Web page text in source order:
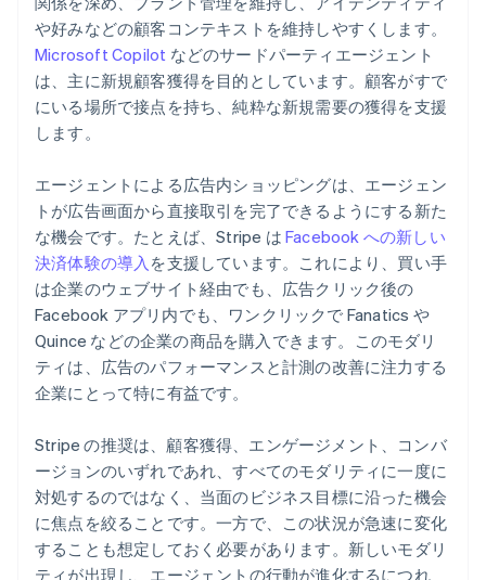
や好みなどの顧客コンテキストを維持しやすくします。
Microsoft Copilot などのサードパーティエージェント
は、主に新規顧客獲得を目的としています。顧客がすで
にいる場所で接点を持ち、純粋な新規需要の獲得を支援
します。
エージェントによる広告内ショッピングは、エージェン
トが広告画面から直接取引を完了できるようにする新た
な機会です。たとえば、Stripe は Facebook への新しい
決済体験の導入 を支援しています。これにより、買い手
は企業のウェブサイト経由でも、広告クリック後の
Facebook アプリ内でも、ワンクリックで Fanatics や
Quince などの企業の商品を購入できます。このモダリ
ティは、広告のパフォーマンスと計測の改善に注力する
企業にとって特に有益です。
Stripe の推奨は、顧客獲得、エンゲージメント、コンバ
ージョンのいずれであれ、すべてのモダリティに一度に
対処するのではなく、当面のビジネス目標に沿った機会
に焦点を絞ることです。一方で、この状況が急速に変化
することも想定しておく必要があります。新しいモダリ
ティが出現し、エージェントの行動が進化するにつれ